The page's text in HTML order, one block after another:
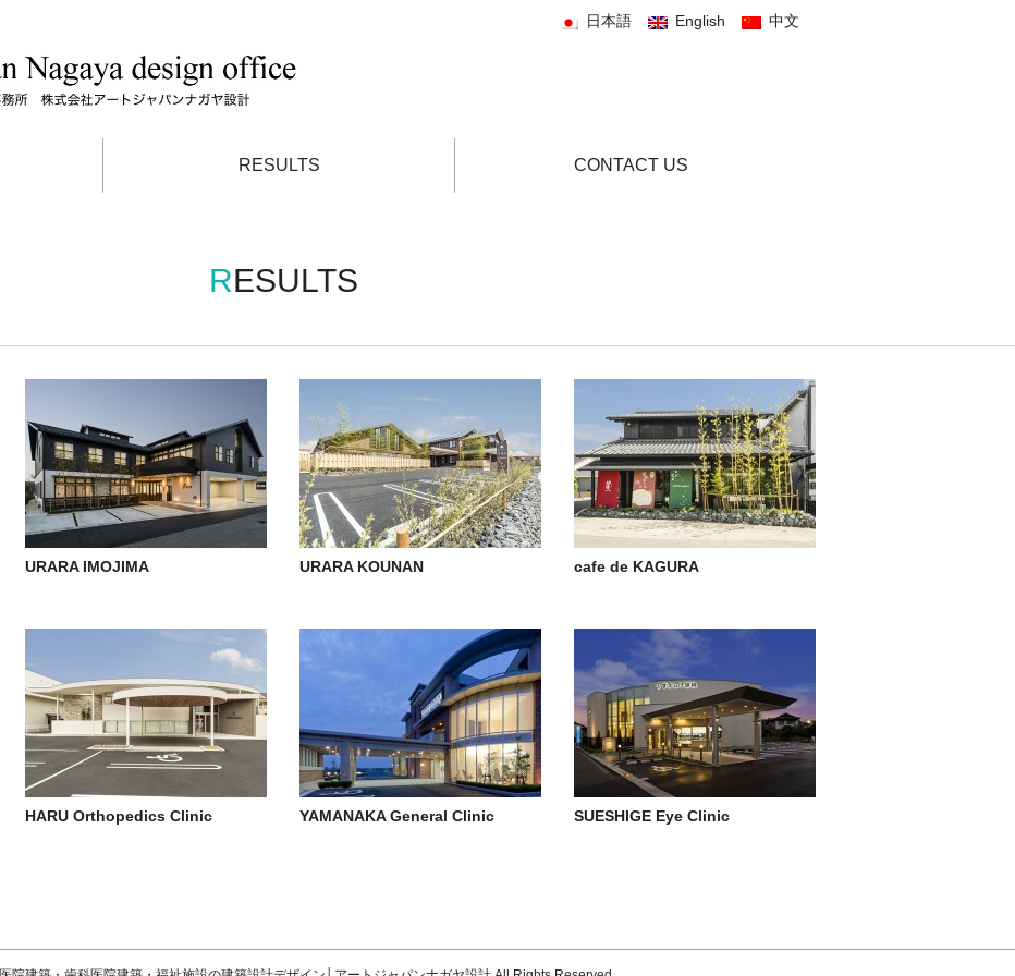
日本語 English 中文
RESULTS CONTACT US
RESULTS
URARA IMOJIMA URARA KOUNAN cafe de KAGURA
HARU Orthopedics Clinic YAMANAKA General Clinic SUESHIGE Eye Clinic